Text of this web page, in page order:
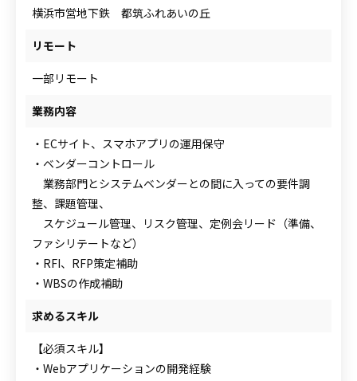
横浜市営地下鉄 都筑ふれあいの丘
リモート
一部リモート
業務内容
・ECサイト、スマホアプリの運用保守
・ベンダーコントロール
業務部門とシステムベンダーとの間に入っての要件調
整、課題管理、
スケジュール管理、リスク管理、定例会リード（準備、
ファシリテートなど）
・RFI、RFP策定補助
・WBSの作成補助
求めるスキル
【必須スキル】
・Webアプリケーションの開発経験